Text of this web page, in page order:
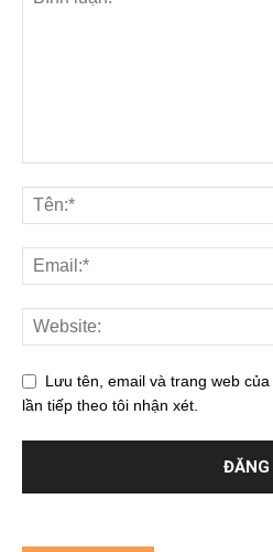
Lưu tên, email và trang web
lần tiếp theo tôi nhận xét.